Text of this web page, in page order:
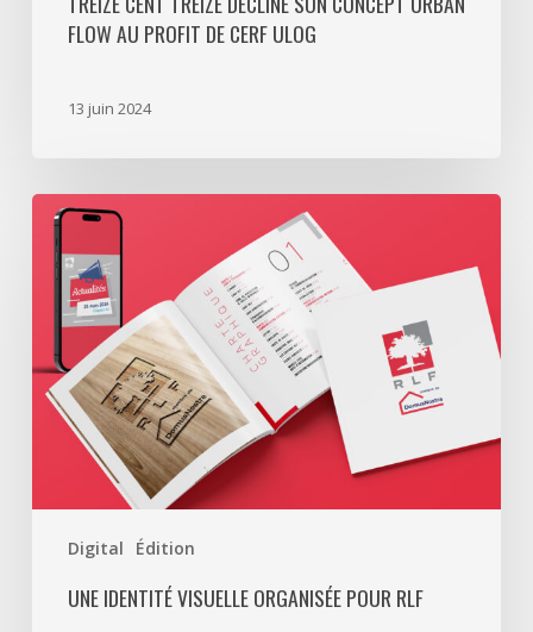
FLOW AU PROFIT DE CERF ULOG
13 juin 2024
Digital Édition
Une
identité
visuelle
organisée
pour
RLF
UNE IDENTITÉ VISUELLE ORGANISÉE POUR RLF